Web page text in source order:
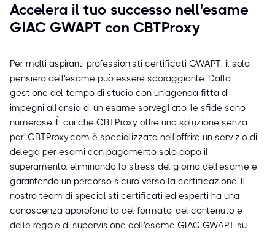
Accelera il tuo successo nell'esame
GIAC GWAPT con CBTProxy
Per molti aspiranti professionisti certificati GWAPT, il solo
pensiero dell'esame può essere scoraggiante. Dalla
gestione del tempo di studio con un'agenda fitta di
impegni all'ansia di un esame sorvegliato, le sfide sono
numerose. È qui che CBTProxy offre una soluzione senza
pari.CBTProxy.com è specializzata nell'offrire un servizio di
delega per esami con pagamento solo dopo il
superamento, eliminando lo stress del giorno dell'esame e
garantendo un percorso sicuro verso la certificazione. Il
nostro team di specialisti certificati ed esperti ha una
conoscenza approfondita del formato, del contenuto e
delle regole di supervisione dell'esame GIAC GWAPT su